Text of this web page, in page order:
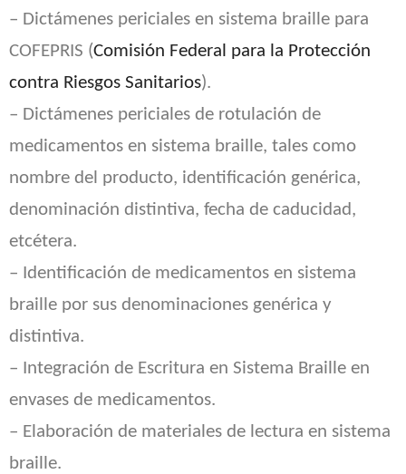
– Dictámenes periciales en sistema braille para
COFEPRIS (Comisión Federal para la Protección
contra Riesgos Sanitarios).
– Dictámenes periciales de rotulación de
medicamentos en sistema braille, tales como
nombre del producto, identificación genérica,
denominación distintiva, fecha de caducidad,
etcétera.
– Identificación de medicamentos en sistema
braille por sus denominaciones genérica y
distintiva.
– Integración de Escritura en Sistema Braille en
envases de medicamentos.
– Elaboración de materiales de lectura en sistema
braille.